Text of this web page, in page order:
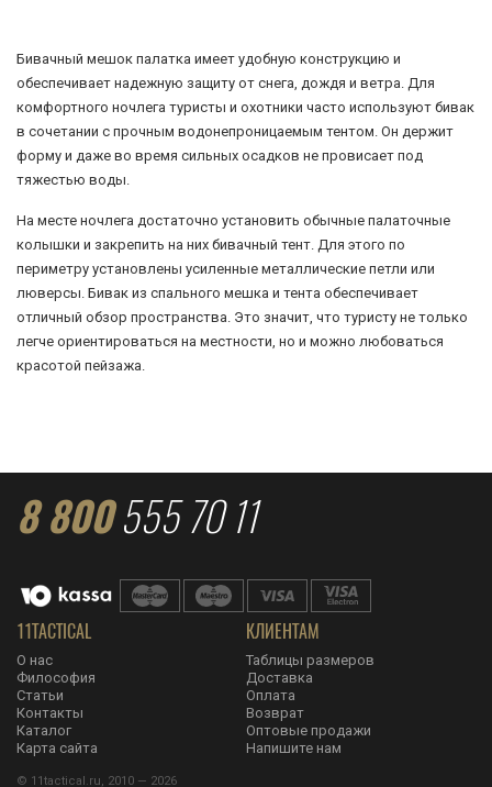
Бивачный мешок палатка имеет удобную конструкцию и
обеспечивает надежную защиту от снега, дождя и ветра. Для
комфортного ночлега туристы и охотники часто используют бивак
в сочетании с прочным водонепроницаемым тентом. Он держит
форму и даже во время сильных осадков не провисает под
тяжестью воды.
На месте ночлега достаточно установить обычные палаточные
колышки и закрепить на них бивачный тент. Для этого по
периметру установлены усиленные металлические петли или
люверсы. Бивак из спального мешка и тента обеспечивает
отличный обзор пространства. Это значит, что туристу не только
легче ориентироваться на местности, но и можно любоваться
красотой пейзажа.
8 800555 70 11
11TACTICAL
О нас
Философия
Статьи
Контакты
Каталог
Карта сайта
КЛИЕНТАМ
Таблицы размеров
Доставка
Оплата
Возврат
Оптовые продажи
Напишите нам
© 11tactical.ru, 2010 — 2026